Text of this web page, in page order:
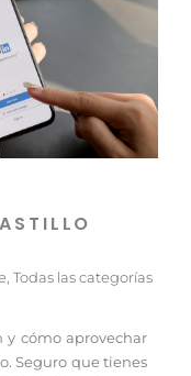
, Todas las categorías
y cómo aprovechar
Seguro que tienes